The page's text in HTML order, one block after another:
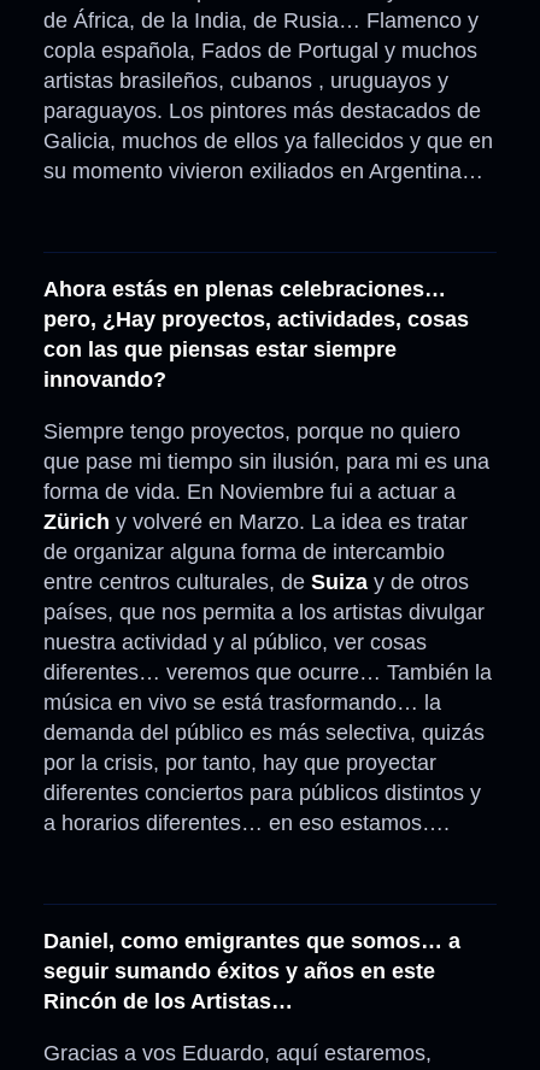
de África, de la India, de Rusia… Flamenco y
copla española, Fados de Portugal y muchos
artistas brasileños, cubanos , uruguayos y
paraguayos. Los pintores más destacados de
Galicia, muchos de ellos ya fallecidos y que en
su momento vivieron exiliados en Argentina…
Ahora estás en plenas celebraciones…
pero, ¿Hay proyectos, actividades, cosas
con las que piensas estar siempre
innovando?
Siempre tengo proyectos, porque no quiero
que pase mi tiempo sin ilusión, para mi es una
forma de vida. En Noviembre fui a actuar a
Zürich y volveré en Marzo. La idea es tratar
de organizar alguna forma de intercambio
entre centros culturales, de Suiza y de otros
países, que nos permita a los artistas divulgar
nuestra actividad y al público, ver cosas
diferentes… veremos que ocurre… También la
música en vivo se está trasformando… la
demanda del público es más selectiva, quizás
por la crisis, por tanto, hay que proyectar
diferentes conciertos para públicos distintos y
a horarios diferentes… en eso estamos….
Daniel, como emigrantes que somos… a
seguir sumando éxitos y años en este
Rincón de los Artistas…
Gracias a vos Eduardo, aquí estaremos,